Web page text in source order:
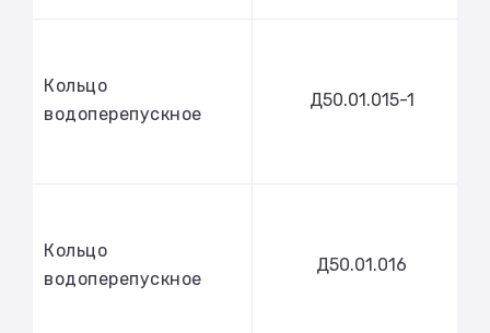
Кольцо
водоперепускное
Д50.01.015-1
Кольцо
водоперепускное
Д50.01.016